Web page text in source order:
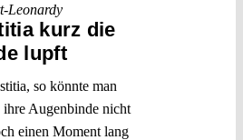
Leonardy
kurz die
lupft
so könnte man
ihre Augenbinde nicht
einen Moment lang